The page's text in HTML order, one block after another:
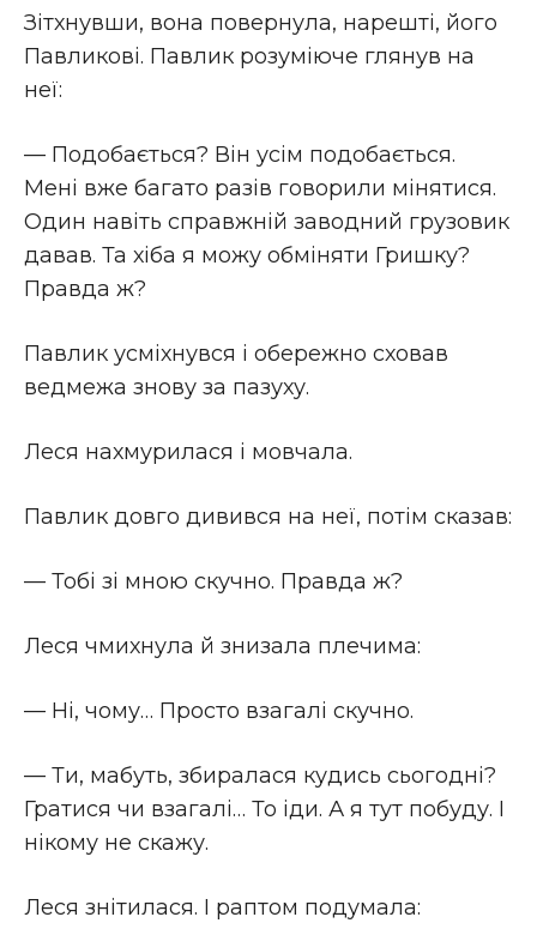
Зітхнувши, вона повернула, нарешті, його
Павликові. Павлик розуміюче глянув на
неї:
— Подобається? Він усім подобається.
Мені вже багато разів говорили мінятися.
Один навіть справжній заводний грузовик
давав. Та хіба я можу обміняти Гришку?
Правда ж?
Павлик усміхнувся і обережно сховав
ведмежа знову за пазуху.
Леся нахмурилася і мовчала.
Павлик довго дивився на неї, потім сказав:
— Тобі зі мною скучно. Правда ж?
Леся чмихнула й знизала плечима:
— Ні, чому… Просто взагалі скучно.
— Ти, мабуть, збиралася кудись сьогодні?
Гратися чи взагалі… То іди. А я тут побуду. І
нікому не скажу.
Леся знітилася. І раптом подумала: